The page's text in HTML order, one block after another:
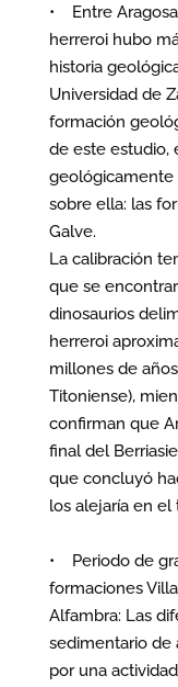
• Entre
herreroi hubo
historia
Universidad de
formación
de este estudio,
geológicamente
sobre ella: las
Galve.
La calibración
que se
dinosaurios
herreroi
millones de
Titoniense),
confirman que
final del
que concluyó
los alejaría en el
• Periodo de
formaciones
Alfambra: Las
sedimentario de
por una